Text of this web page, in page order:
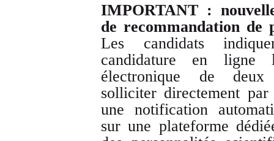
IMPORTANT :
de recommandation de
Les candidats
candidature en
électronique de deux
solliciter directement
une notification
sur une plateforme